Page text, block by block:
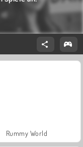
Rummy World